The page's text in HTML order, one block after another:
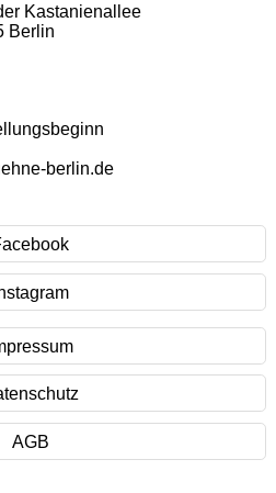
Kastanienallee
Berlin
berlin.de
AGB